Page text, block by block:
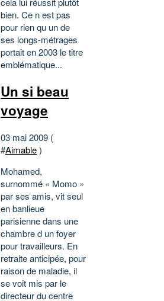
bien. Ce n est pas
pour rien qu un de
ses longs-métrages
portait en 2003 le titre
emblématique...
Un si beau
voyage
03 mai 2009 (
#Aimable)
Mohamed,
surnommé « Momo »
par ses amis, vit seul
en banlieue
parisienne dans une
chambre d un foyer
pour travailleurs. En
retraite anticipée, pour
raison de maladie, il
se voit mis par le
directeur du centre